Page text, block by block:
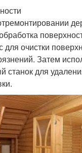
очистки
Затем
для